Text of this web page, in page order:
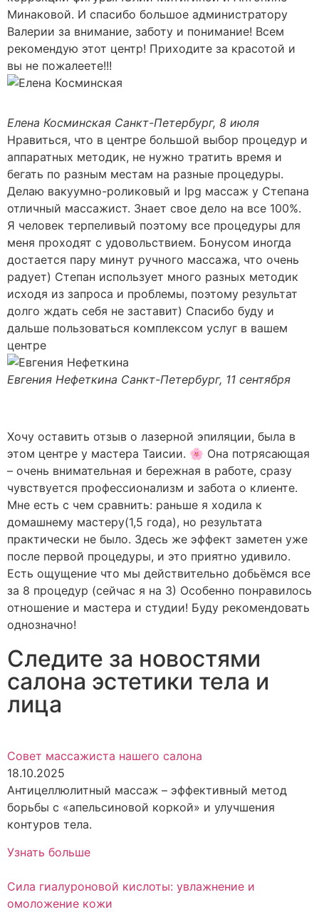
Минаковой. И спасибо большое администратору
Валерии за внимание, заботу и понимание! Всем
рекомендую этот центр! Приходите за красотой и
вы не пожалеете!!!
Елена Косминская Санкт-Петербург, 8 июля
Нравиться, что в центре большой выбор процедур и
аппаратных методик, не нужно тратить время и
бегать по разным местам на разные процедуры.
Делаю вакуумно-роликовый и lpg массаж у Степана
отличный массажист. Знает свое дело на все 100%.
Я человек терпеливый поэтому все процедуры для
меня проходят с удовольствием. Бонусом иногда
достается пару минут ручного массажа, что очень
радует) Степан использует много разных методик
исходя из запроса и проблемы, поэтому результат
долго ждать себя не заставит) Спасибо буду и
дальше пользоваться комплексом услуг в вашем
центре
Евгения Нефеткина Санкт-Петербург, 11 сентября
Хочу оставить отзыв о лазерной эпиляции, была в
этом центре у мастера Таисии. 🌸 Она потрясающая
– очень внимательная и бережная в работе, сразу
чувствуется профессионализм и забота о клиенте.
Мне есть с чем сравнить: раньше я ходила к
домашнему мастеру(1,5 года), но результата
практически не было. Здесь же эффект заметен уже
после первой процедуры, и это приятно удивило.
Есть ощущение что мы действительно добьёмся все
за 8 процедур (сейчас я на 3) Особенно понравилось
отношение и мастера и студии! Буду рекомендовать
однозначно!
Следите за новостями
салона эстетики тела и
лица
Совет массажиста нашего салона
18.10.2025
Антицеллюлитный массаж – эффективный метод
борьбы с «апельсиновой коркой» и улучшения
контуров тела.
Узнать больше
Сила гиалуроновой кислоты: увлажнение и
омоложение кожи